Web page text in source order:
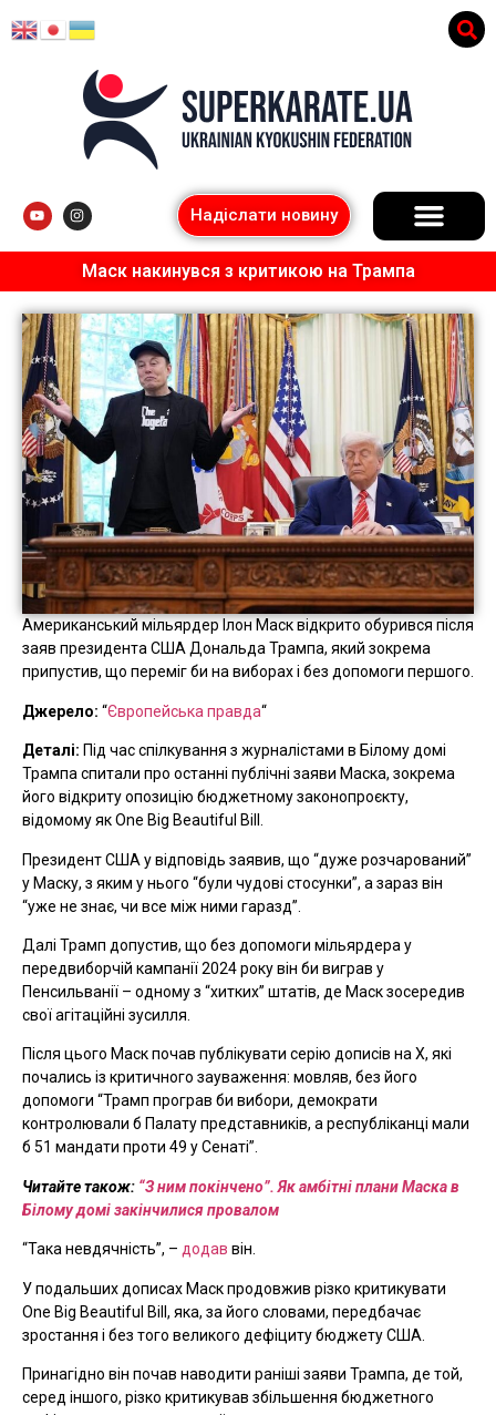
Надіслати новину
Маск накинувся з критикою на Трампа
Американський мільярдер Ілон Маск відкрито обурився після
заяв президента США Дональда Трампа, який зокрема
припустив, що переміг би на виборах і без допомоги першого.
Джерело: “Європейська правда“
Деталі: Під час спілкування з журналістами в Білому домі
Трампа спитали про останні публічні заяви Маска, зокрема
його відкриту опозицію бюджетному законопроєкту,
відомому як One Big Beautiful Bill.
Президент США у відповідь заявив, що “дуже розчарований”
у Маску, з яким у нього “були чудові стосунки”, а зараз він
“уже не знає, чи все між ними гаразд”.
Далі Трамп допустив, що без допомоги мільярдера у
передвиборчій кампанії 2024 року він би виграв у
Пенсильванії – одному з “хитких” штатів, де Маск зосередив
свої агітаційні зусилля.
Після цього Маск почав публікувати серію дописів на Х, які
почались із критичного зауваження: мовляв, без його
допомоги “Трамп програв би вибори, демократи
контролювали б Палату представників, а республіканці мали
б 51 мандати проти 49 у Сенаті”.
Читайте також: “З ним покінчено”. Як амбітні плани Маска в
Білому домі закінчилися провалом
“Така невдячність”, – додав він.
У подальших дописах Маск продовжив різко критикувати
One Big Beautiful Bill, яка, за його словами, передбачає
зростання і без того великого дефіциту бюджету США.
Принагідно він почав наводити раніші заяви Трампа, де той,
серед іншого, різко критикував збільшення бюджетного